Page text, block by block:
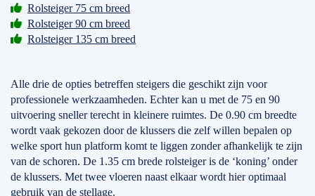
Rolsteiger 75 cm breed
Rolsteiger 90 cm breed
Rolsteiger 135 cm breed
Alle drie de opties betreffen steigers die geschikt zijn voor
professionele werkzaamheden. Echter kan u met de 75 en 90
uitvoering sneller terecht in kleinere ruimtes. De 0.90 cm breedte
wordt vaak gekozen door de klussers die zelf willen bepalen op
welke sport hun platform komt te liggen zonder afhankelijk te zijn
van de schoren. De 1.35 cm brede rolsteiger is de ‘koning’ onder
de klussers. Met twee vloeren naast elkaar wordt hier optimaal
gebruik van de stellage.